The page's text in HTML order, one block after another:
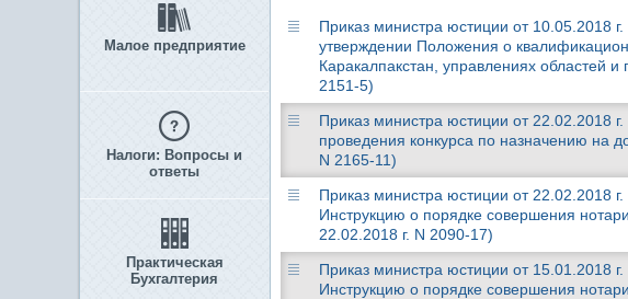
Малое предприятие
Налоги: Вопросы и
ответы
Практическая
Бухгалтерия
Приказ министра юстиции от 10.05.2018
утверждении Положения о
Каракалпакстан, управлениях областей
2151-5)
Приказ министра юстиции от 22.02.2018
проведения конкурса по назначению на
N 2165-11)
Приказ министра юстиции от 22.02.2018
Инструкцию о порядке совершения
22.02.2018 г. N 2090-17)
Приказ министра юстиции от 15.01.2018
Инструкцию о порядке совершения